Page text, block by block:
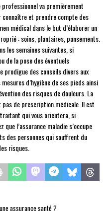
va premièrement
et prendre compte des
médical dans le but d’élaborer un
: soins, plantaires, pansements.
les semaines suivantes, si
de la pose des éventuels
prodigue des conseils divers aux
d’hygiène de ses pieds ainsi
des risques de douleurs. La
pas de prescription médicale. Il est
qui vous orientera, si
que l’assurance maladie s’occupe
des personnes qui souffrent du
risques.
assurance santé ?